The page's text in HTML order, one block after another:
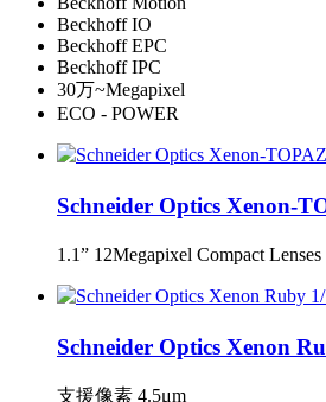
Beckhoff IO
Beckhoff EPC
Beckhoff IPC
30万~Megapixel
ECO - POWER
Schneider Optics Xenon-
1.1” 12Megapixel Compact Lenses
Schneider Optics Xenon
支援像素 4.5μm